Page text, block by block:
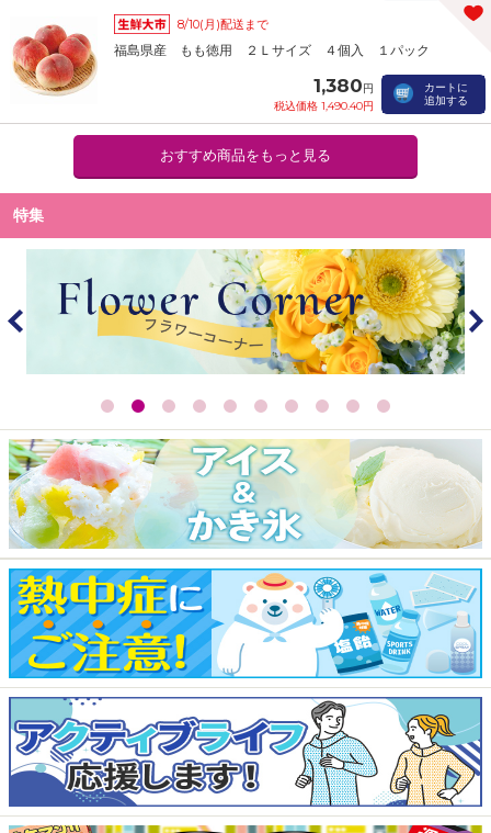
8/10(月)配送まで
福島県産 もも徳用 ２Ｌサイズ ４個入 １パック
1,380円
税込価格 1,490.40円
カートに
追加する
おすすめ商品をもっと見る
特集